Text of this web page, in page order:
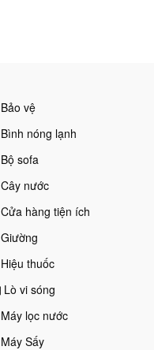
Bảo vệ
Bình nóng lạnh
Bộ sofa
Cây nước
Cửa hàng tiện ích
Giường
Hiệu thuốc
Lò vi sóng
Máy lọc nước
Máy Sấy